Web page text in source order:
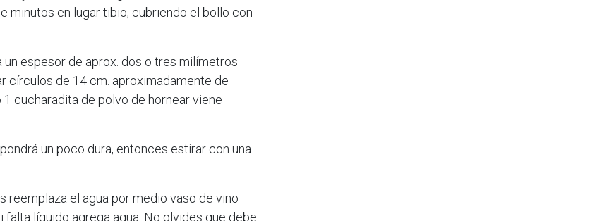
minutos en lugar tibio, cubriendo el bollo con
un espesor de aprox. dos o tres milímetros
círculos de 14 cm. aproximadamente de
cucharadita de polvo de hornear viene
un poco dura, entonces estirar con una
reemplaza el agua por medio vaso de vino
líquido agrega agua. No olvides que debe